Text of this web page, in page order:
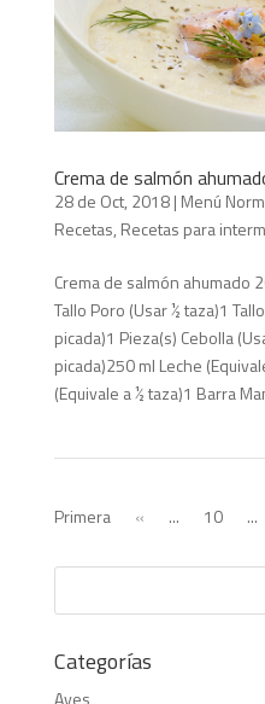
Crema de salmón
28 de Oct, 2018| Menú
Recetas, Recetas para
Crema de salmón ahumado
Tallo Poro (Usar ½ taza)1
picada)1 Pieza(s) Cebolla
picada)250 ml Leche
(Equivale a ½ taza)1 Barra
Primera
« ... 10 ...
Categorías
Aves